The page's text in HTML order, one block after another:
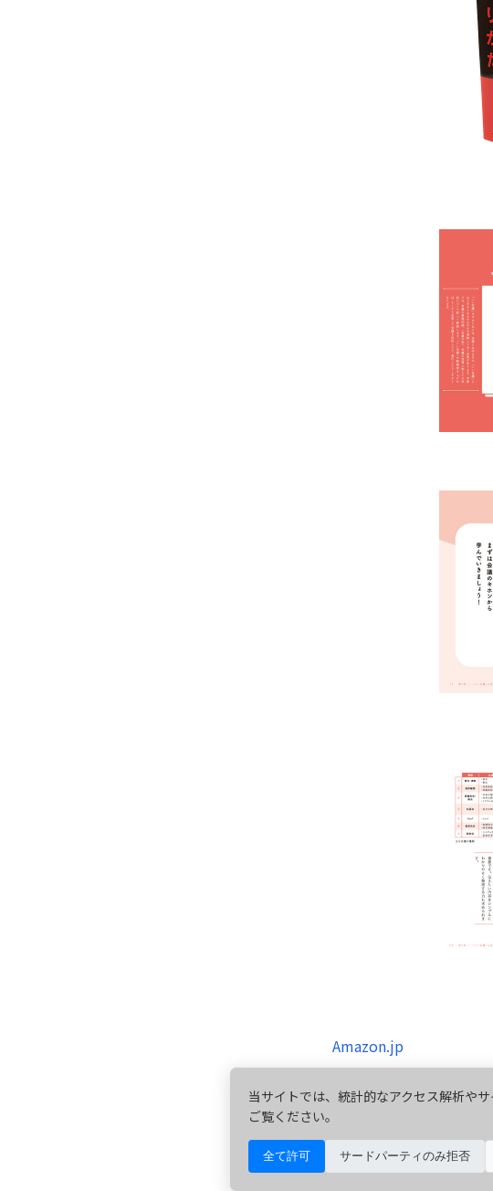
Amazon.jp
当サイトでは、統計的なアクセス解析や
ご覧ください。
全て許可 サードパーティのみ拒否